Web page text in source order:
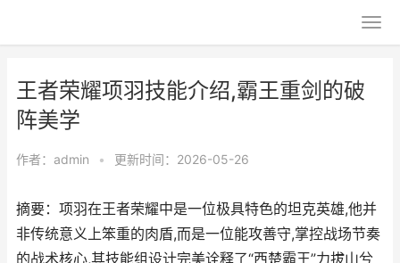
王者荣耀项羽技能介绍,霸王重剑的破
阵美学
作者： admin • 更新时间：2026-05-26
摘要：项羽在王者荣耀中是一位极具特色的坦克英雄,他并
非传统意义上笨重的肉盾,而是一位能攻善守,掌控战场节奏
的战术核心,其技能组设计完美诠释了“西楚霸王”力拔山兮